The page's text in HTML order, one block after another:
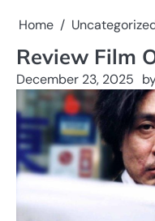
Home
Review Film
December 23, 2025